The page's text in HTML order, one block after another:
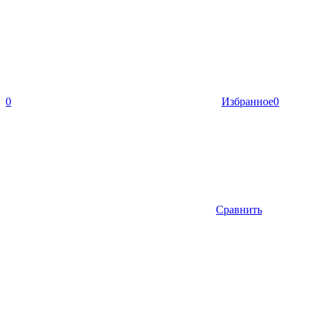
0 Избранное0
Сравнить